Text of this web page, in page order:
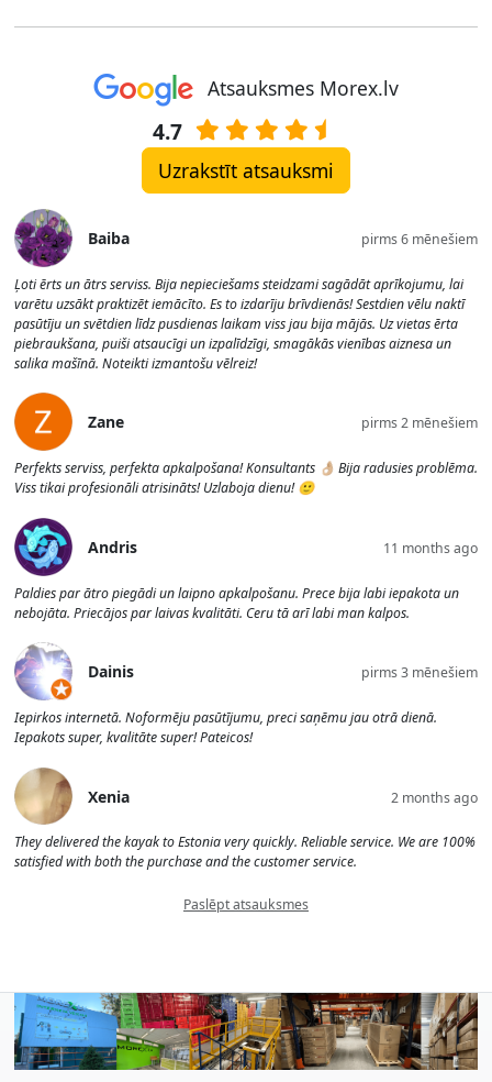
Atsauksmes Morex.lv
4.7
Uzrakstīt atsauksmi
Baiba pirms 6 mēnešiem
Ļoti ērts un ātrs serviss. Bija nepieciešams steidzami sagādāt aprīkojumu, lai
varētu uzsākt praktizēt iemācīto. Es to izdarīju brīvdienās! Sestdien vēlu naktī
pasūtīju un svētdien līdz pusdienas laikam viss jau bija mājās. Uz vietas ērta
piebraukšana, puiši atsaucīgi un izpalīdzīgi, smagākās vienības aiznesa un
salika mašīnā. Noteikti izmantošu vēlreiz!
Zane pirms 2 mēnešiem
Perfekts serviss, perfekta apkalpošana! Konsultants 👌🏼 Bija radusies problēma.
Viss tikai profesionāli atrisināts! Uzlaboja dienu! 🙂
Andris 11 months ago
Paldies par ātro piegādi un laipno apkalpošanu. Prece bija labi iepakota un
nebojāta. Priecājos par laivas kvalitāti. Ceru tā arī labi man kalpos.
Dainis pirms 3 mēnešiem
Iepirkos internetā. Noformēju pasūtījumu, preci saņēmu jau otrā dienā.
Iepakots super, kvalitāte super! Pateicos!
Xenia 2 months ago
They delivered the kayak to Estonia very quickly. Reliable service. We are 100%
satisfied with both the purchase and the customer service.
Paslēpt atsauksmes